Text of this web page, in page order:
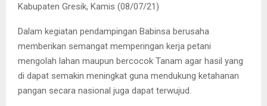
Kabupaten Gresik, Kamis (08/07/21)
Dalam kegiatan pendampingan Babinsa berusaha
memberikan semangat memperingan kerja petani
mengolah lahan maupun bercocok Tanam agar hasil yang
di dapat semakin meningkat guna mendukung ketahanan
pangan secara nasional juga dapat terwujud.